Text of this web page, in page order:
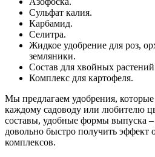
Сульфат калия.
Карбамид.
Селитра.
Жидкое удобрение для роз,
земляники.
Состав для хвойных
Комплекс для картофеля.
Мы предлагаем удобрения,
каждому садоводу или любителю
составы, удобные формы выпуска –
довольно быстро получить эффект
комплексов.